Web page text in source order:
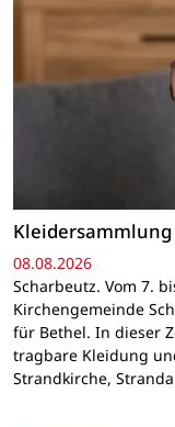
Kleidersammlung
08.08.2026
Scharbeutz. Vom 7.
Kirchengemeinde
für Bethel. In dieser
tragbare Kleidung
Strandkirche,